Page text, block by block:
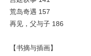
荒岛奇遇 157
再见，父与子 186
【书摘与插画】